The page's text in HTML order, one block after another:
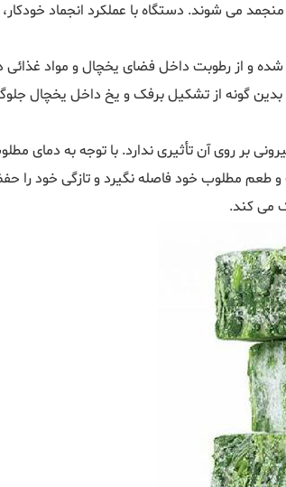
می شوند. دستگاه با عملکرد انجماد
و از رطوبت داخل فضای یخچال و مواد
بدین گونه از تشکیل برفک و یخ داخل یخچال
بر روی آن تأثیری ندارد. با توجه به دمای
مطلوب خود فاصله نگیرد و تازگی خود را
می کند.